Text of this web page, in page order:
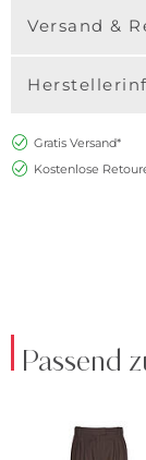
Versand &
Gratis Versand*
Kostenlose
Passend